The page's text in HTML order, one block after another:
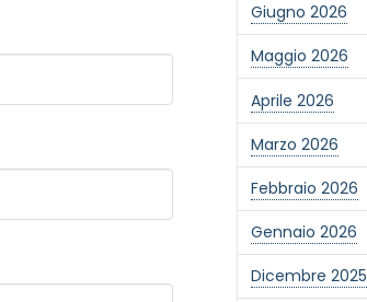
Giugno 2026
Maggio 2026
Aprile 2026
Marzo 2026
Febbraio 2026
Gennaio 2026
Dicembre 2025